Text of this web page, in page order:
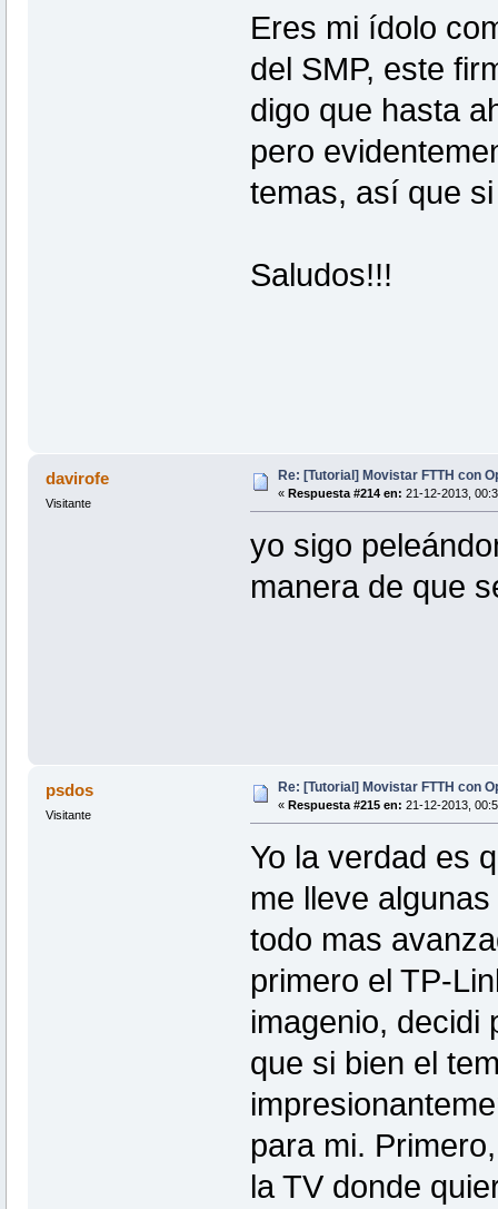
Eres mi ídolo
del SMP, este
digo que hasta
pero
temas, así que
Saludos!!!
davirofe
Visitante
Re: [Tutorial] Movistar FTTH con
« Respuesta #214 en: 21-12-2013,
yo sigo
manera de que
psdos
Visitante
Re: [Tutorial] Movistar FTTH con
« Respuesta #215 en: 21-12-2013,
Yo la verdad es
me lleve
todo mas
primero el TP-
imagenio, decidi
que si bien el
para mi.
la TV donde